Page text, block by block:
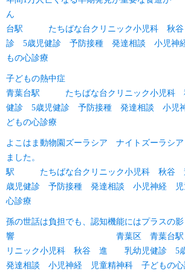
ん 青葉区
台駅 たちばな台クリニック小児科 秋
診 5歳児健診 予防接種 発達相談 小児神
もの心診療
子どもの熱中症
青葉台駅 たちばな台クリニック小児
健診 5歳児健診 予防接種 発達相談 小児
どもの心診療
よこはま動物園ズーラシア ナイトズーラシ
ました。 青葉区
駅 たちばな台クリニック小児科 秋
歳児健診 予防接種 発達相談 小児神経 児
心診療
孫の世話は負担でも、認知機能にはプラスの影
響 青葉区 青葉台駅 た
リニック小児科 秋谷 進 乳幼児健診 5
発達相談 小児神経 児童精神科 子どもの心